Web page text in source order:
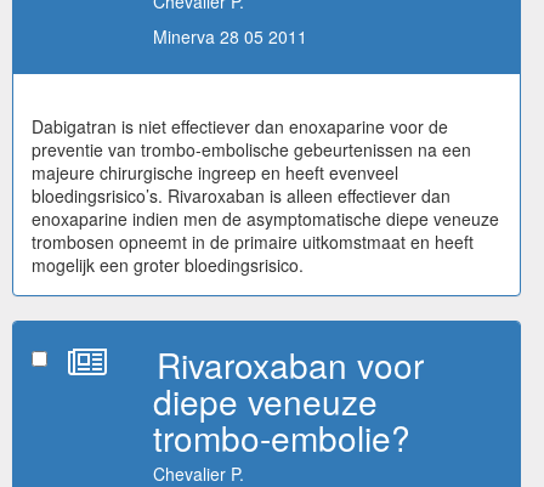
Minerva 28 05 2011
Dabigatran is niet effectiever dan enoxaparine voor de
preventie van trombo-embolische gebeurtenissen na een
majeure chirurgische ingreep en heeft evenveel
bloedingsrisico’s. Rivaroxaban is alleen effectiever dan
enoxaparine indien men de asymptomatische diepe veneuze
trombosen opneemt in de primaire uitkomstmaat en heeft
mogelijk een groter bloedingsrisico.
Rivaroxaban voor
diepe veneuze
trombo-embolie?
Chevalier P.